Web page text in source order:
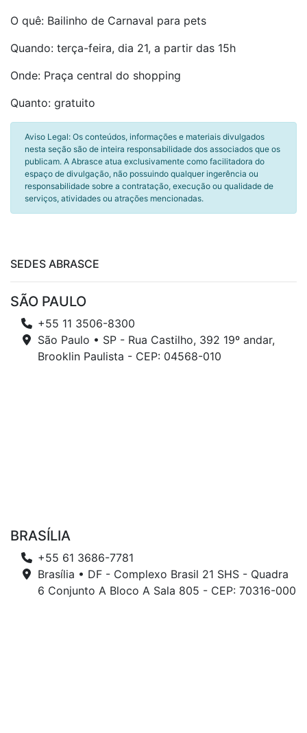
O quê: Bailinho de Carnaval para pets
Quando: terça-feira, dia 21, a partir das 15h
Onde: Praça central do shopping
Quanto: gratuito
Aviso Legal: Os conteúdos, informações e materiais divulgados
nesta seção são de inteira responsabilidade dos associados que os
publicam. A Abrasce atua exclusivamente como facilitadora do
espaço de divulgação, não possuindo qualquer ingerência ou
responsabilidade sobre a contratação, execução ou qualidade de
serviços, atividades ou atrações mencionadas.
SEDES ABRASCE
SÃO PAULO
+55 11 3506-8300
São Paulo • SP - Rua Castilho, 392 19º andar,
Brooklin Paulista - CEP: 04568-010
BRASÍLIA
+55 61 3686-7781
Brasília • DF - Complexo Brasil 21 SHS - Quadra
6 Conjunto A Bloco A Sala 805 - CEP: 70316-000